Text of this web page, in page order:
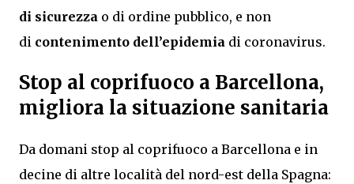
di sicurezza o di ordine pubblico, e non
di contenimento dell’epidemia di coronavirus.
Stop al coprifuoco a Barcellona,
migliora la situazione sanitaria
Da domani stop al coprifuoco a Barcellona e in
decine di altre località del nord-est della Spagna: